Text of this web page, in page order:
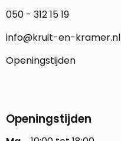
050 - 312 15 19
info@kruit-en-kramer.nl
Openingstijden
Openingstijden